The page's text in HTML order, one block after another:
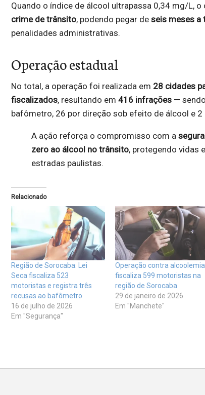
Quando o índice de álcool ultrapassa 0,34 mg/L,
crime de trânsito, podendo pegar de seis meses a
penalidades administrativas.
Operação estadual
No total, a operação foi realizada em 28 cidades
fiscalizados, resultando em 416 infrações—
bafômetro, 26 por direção sob efeito de álcool e
A ação reforça o compromisso com a
zero ao álcool no trânsito, protegendo vidas
estradas paulistas.
Relacionado
Região de Sorocaba: Lei
Seca fiscaliza 523
motoristas e registra três
recusas ao bafômetro
16 de julho de 2026
Em "Segurança"
Operação contra alcoolemia
fiscaliza 599 motoristas na
região de Sorocaba
29 de janeiro de 2026
Em "Manchete"